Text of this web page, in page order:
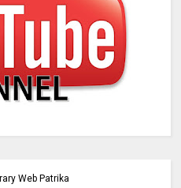
Web Patrika